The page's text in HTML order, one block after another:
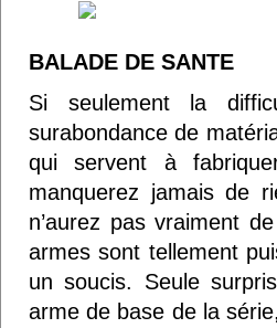
BALADE DE SANTE
Si seulement la
surabondance de
qui servent à
manquerez jamais de
n’aurez pas vraiment
armes sont tellement
un soucis. Seule
arme de base de la